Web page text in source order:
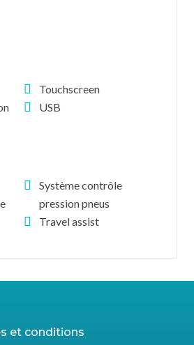
Touchscreen
USB
Système contrôle
pression pneus
Travel assist
et conditions